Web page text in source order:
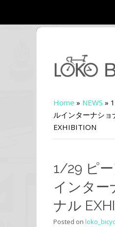
Home » NEWS »
ルインターナショ
EXHIBITION
1/29 ピ
インター
ナル
Posted on